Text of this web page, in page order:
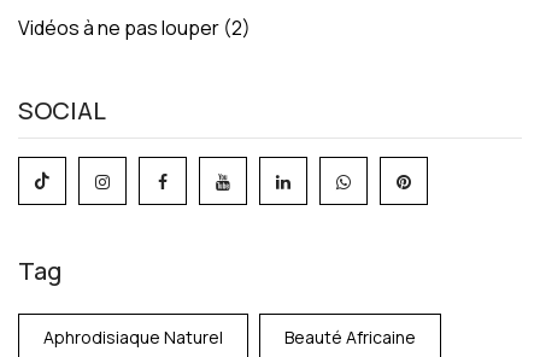
Vidéos à ne pas louper (2)
SOCIAL
Tag
Aphrodisiaque Naturel Beauté Africaine